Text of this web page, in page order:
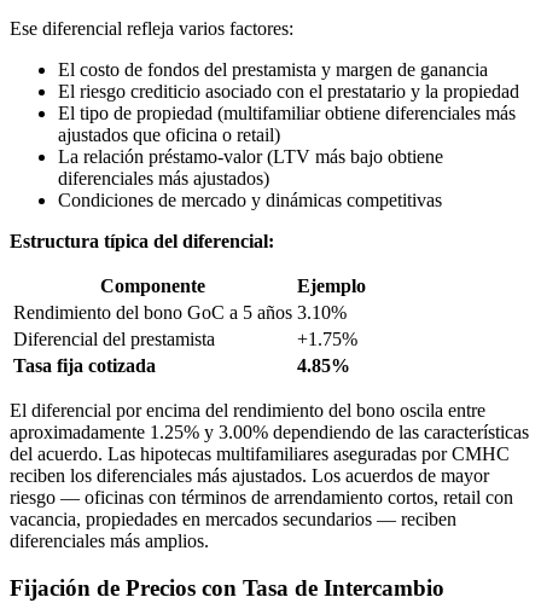
Ese diferencial refleja varios factores:
El costo de fondos del prestamista y margen de ganancia
El riesgo crediticio asociado con el prestatario y la propiedad
El tipo de propiedad (multifamiliar obtiene diferenciales más
ajustados que oficina o retail)
La relación préstamo-valor (LTV más bajo obtiene
diferenciales más ajustados)
Condiciones de mercado y dinámicas competitivas
Estructura típica del diferencial:
Componente
Ejemplo
Rendimiento del bono GoC a 5 años 3.10%
Diferencial del prestamista
+1.75%
Tasa fija cotizada
4.85%
El diferencial por encima del rendimiento del bono oscila entre
aproximadamente 1.25% y 3.00% dependiendo de las características
del acuerdo. Las hipotecas multifamiliares aseguradas por CMHC
reciben los diferenciales más ajustados. Los acuerdos de mayor
riesgo — oficinas con términos de arrendamiento cortos, retail con
vacancia, propiedades en mercados secundarios — reciben
diferenciales más amplios.
Fijación de Precios con Tasa de Intercambio